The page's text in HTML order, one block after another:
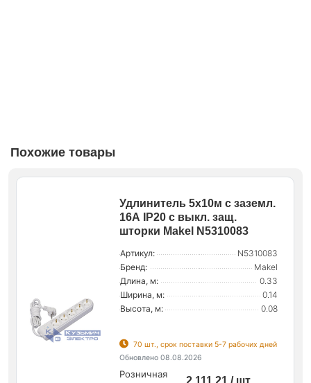
Похожие товары
Удлинитель 5х10м с заземл.
16А IP20 с выкл. защ.
шторки Makel N5310083
Артикул:
N5310083
Бренд:
Makel
Длина, м:
0.33
Ширина, м:
0.14
Высота, м:
0.08
70 шт., срок поставки 5-7 рабочих дней
Обновлено 08.08.2026
Розничная